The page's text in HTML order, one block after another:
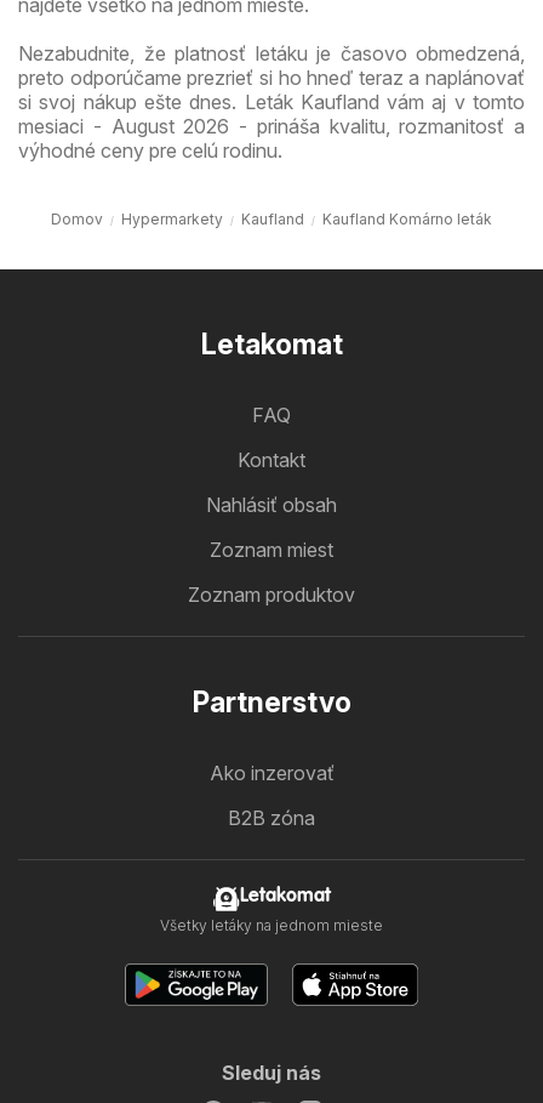
nájdete všetko na jednom mieste.
Nezabudnite, že platnosť letáku je časovo obmedzená,
preto odporúčame prezrieť si ho hneď teraz a naplánovať
si svoj nákup ešte dnes. Leták Kaufland vám aj v tomto
mesiaci - August 2026 - prináša kvalitu, rozmanitosť a
výhodné ceny pre celú rodinu.
Domov Hypermarkety Kaufland Kaufland Komárno leták
Letakomat
FAQ
Kontakt
Nahlásiť obsah
Zoznam miest
Zoznam produktov
Partnerstvo
Ako inzerovať
B2B zóna
Letakomat
Všetky letáky na jednom mieste
Sleduj nás